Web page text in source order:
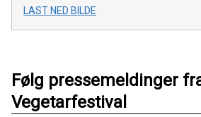
LAST NED BILDE
Følg pressemeldinger
Vegetarfestival